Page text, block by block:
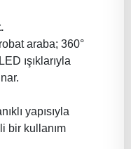
araba; 360°
ışıklarıyla
yapısıyla
bir kullanım